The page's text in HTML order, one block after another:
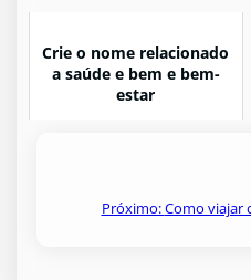
Crie o nome relacionado
a saúde e bem e bem-
estar
Próximo:Como viajar